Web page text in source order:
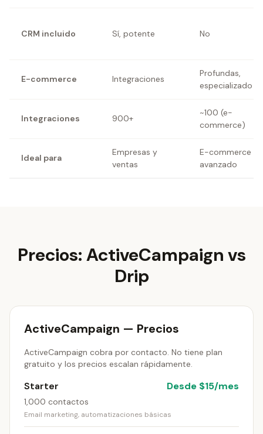
CRM incluido Sí, potente No
E-commerce Integraciones
Profundas,
especializado
Integraciones 900+
~100 (e-
commerce)
Ideal para
Empresas y
ventas
E-commerce
avanzado
Precios: ActiveCampaign vs
Drip
ActiveCampaign — Precios
ActiveCampaign cobra por contacto. No tiene plan
gratuito y los precios escalan rápidamente.
Starter Desde $15/mes
1,000 contactos
Email marketing, automatizaciones básicas